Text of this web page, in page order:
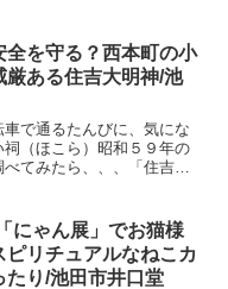
に寝ることお山にたまった
せい...
全を守る？西本町の小
厳ある住吉大明神/池
車で通るたんびに、気にな
祠（ほこら）昭和５９年の
てみたら、、、「住吉大
すぐにわかりますよ(^_^)/
む...
にゃん展」でお猫様
リチュアルなねこカ
たり/池田市井口堂